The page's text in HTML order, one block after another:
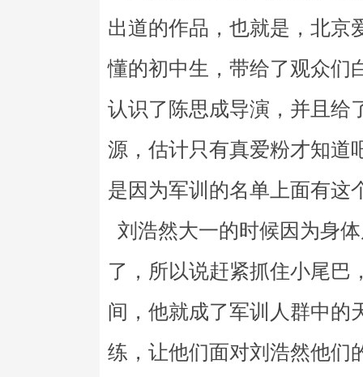
出道的作品，也就是，北京
懂的初中生，带给了观众们
认识了陈思成导演，并且给
源，估计只有真爱粉才知道
是因为军训的名单上面有这
刘浩然大一的时候因为身
了，所以说赶紧抓住小尾巴
间，他就成了军训人群中的
练，让他们面对刘浩然他们